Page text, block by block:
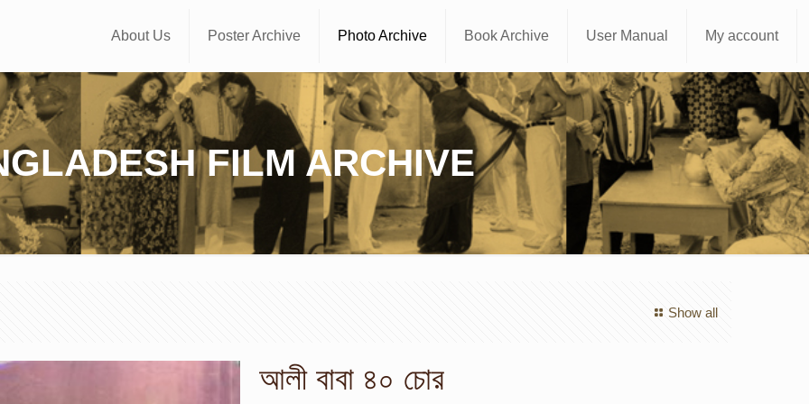
About Us Poster Archive Photo Archive Book Archive User Manual My account
FILM ARCHIVE
Show all
আলী বাবা ৪০ চোর